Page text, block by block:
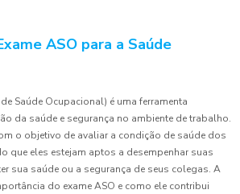
ASO para a Saúde
Saúde Ocupacional) é uma ferramenta
da saúde e segurança no ambiente de trabalho.
o objetivo de avaliar a condição de saúde dos
que eles estejam aptos a desempenhar suas
sua saúde ou a segurança de seus colegas. A
do exame ASO e como ele contribui